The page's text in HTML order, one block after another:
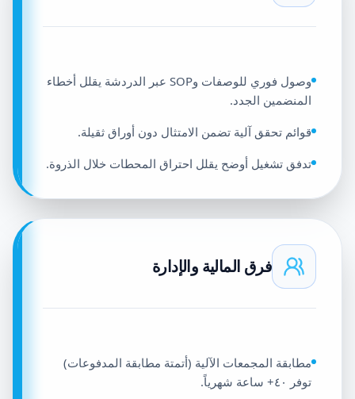
وصول فوري للوصفات وSOP عبر الدردشة يقلل أخطاء
المنضمين الجدد.
قوائم تحقق آلية تضمن الامتثال دون أوراق ثقيلة.
تدفق تشغيل أوضح يقلل احتراق المحطات خلال الذروة.
فرق المالية والإدارة
مطابقة المجمعات الآلية (أتمتة مطابقة المدفوعات)
توفر ٤٠+ ساعة شهرياً.